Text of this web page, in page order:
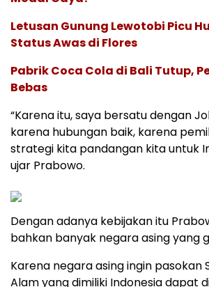
Letusan Gunung Lewotobi Picu
Status Awas di Flores
Pabrik Coca Cola di Bali Tutup,
Bebas
“Karena itu, saya bersatu dengan
karena hubungan baik, karena
strategi kita pandangan kita untuk
ujar Prabowo.
Dengan adanya kebijakan itu
bahkan banyak negara asing yang
Karena negara asing ingin pasokan
Alam yang dimiliki Indonesia dapat